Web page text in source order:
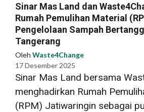
Sinar Mas Land dan
Rumah Pemulihan Material
Pengelolaan Sampah
Tangerang
Oleh Waste4Change
17 Desember 2025
Sinar Mas Land bersama
menghadirkan Rumah
(RPM) Jatiwaringin sebagai